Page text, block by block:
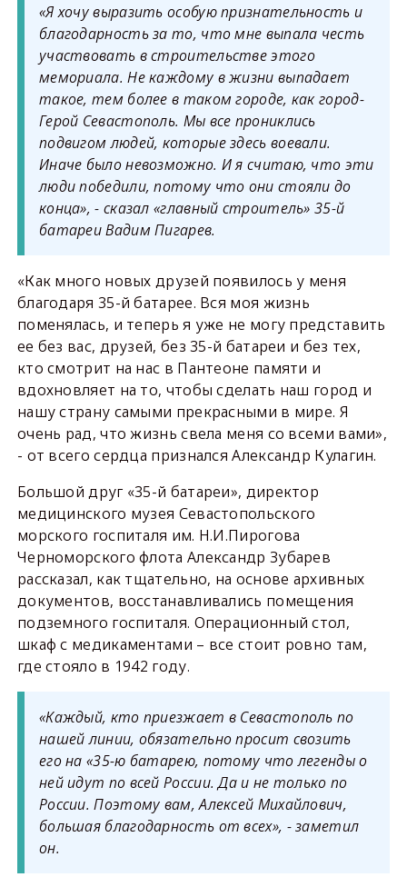
«Я хочу выразить особую признательность и
благодарность за то, что мне выпала честь
участвовать в строительстве этого
мемориала. Не каждому в жизни выпадает
такое, тем более в таком городе, как город-
Герой Севастополь. Мы все прониклись
подвигом людей, которые здесь воевали.
Иначе было невозможно. И я считаю, что эти
люди победили, потому что они стояли до
конца», - сказал «главный строитель» 35-й
батареи Вадим Пигарев.
«Как много новых друзей появилось у меня
благодаря 35-й батарее. Вся моя жизнь
поменялась, и теперь я уже не могу представить
ее без вас, друзей, без 35-й батареи и без тех,
кто смотрит на нас в Пантеоне памяти и
вдохновляет на то, чтобы сделать наш город и
нашу страну самыми прекрасными в мире. Я
очень рад, что жизнь свела меня со всеми вами»,
- от всего сердца признался Александр Кулагин.
Большой друг «35-й батареи», директор
медицинского музея Севастопольского
морского госпиталя им. Н.И.Пирогова
Черноморского флота Александр Зубарев
рассказал, как тщательно, на основе архивных
документов, восстанавливались помещения
подземного госпиталя. Операционный стол,
шкаф с медикаментами – все стоит ровно там,
где стояло в 1942 году.
«Каждый, кто приезжает в Севастополь по
нашей линии, обязательно просит свозить
его на «35-ю батарею, потому что легенды о
ней идут по всей России. Да и не только по
России. Поэтому вам, Алексей Михайлович,
большая благодарность от всех», - заметил
он.